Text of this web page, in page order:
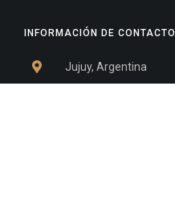
INFORMACIÓN DE CONTACTO
Jujuy, Argentina